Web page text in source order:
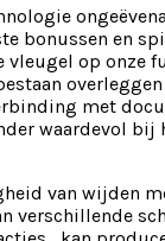
bonussen en
op onze
met
waardevol
van wijden
verschillende